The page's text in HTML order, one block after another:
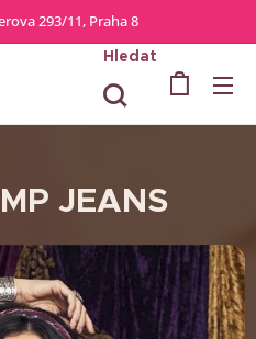
293/11, Praha 8
Hledat
JEANS